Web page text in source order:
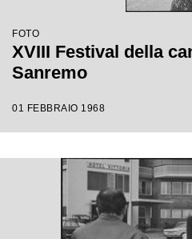
FOTO
XVIII Festival della
Sanremo
01 FEBBRAIO 1968